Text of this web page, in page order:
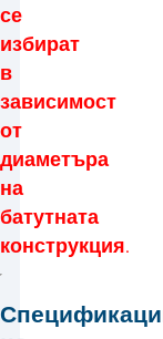
се
избират
в
зависимост
от
диаметъра
на
батутната
конструкция.